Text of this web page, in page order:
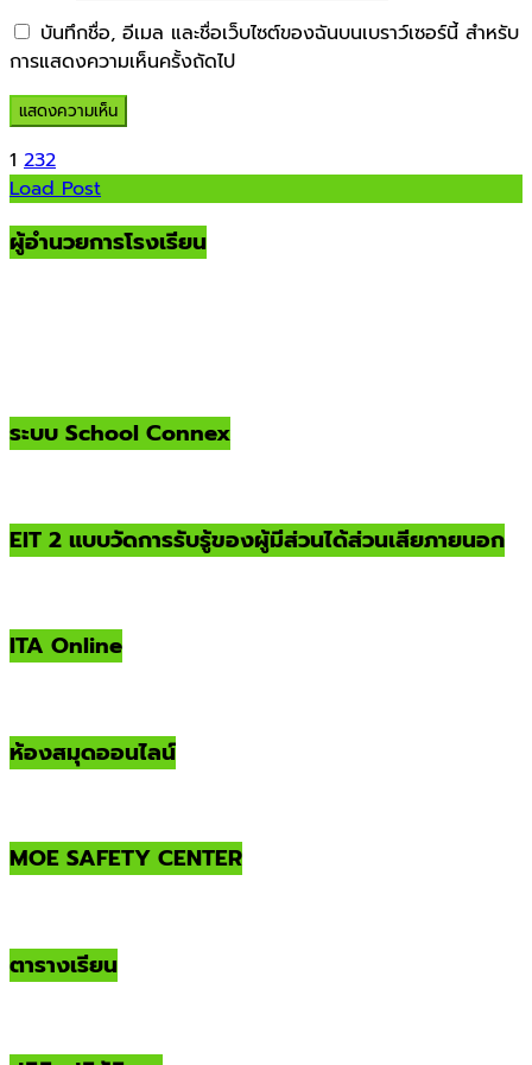
บันทึกชื่อ, อีเมล และชื่อเว็บไซต์ของฉันบนเบราว์เซอร์นี้ สำหรับ
การแสดงความเห็นครั้งถัดไป
1 232
Load Post
ผู้อำนวยการโรงเรียน
ระบบ School Connex
EIT 2 แบบวัดการรับรู้ของผู้มีส่วนได้ส่วนเสียภายนอก
ITA Online
ห้องสมุดออนไลน์
MOE SAFETY CENTER
ตารางเรียน